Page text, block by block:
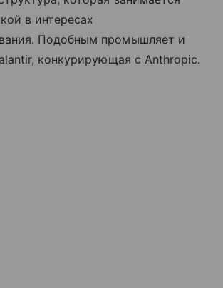
в интересах
Подобным промышляет и
конкурирующая с Anthropic.